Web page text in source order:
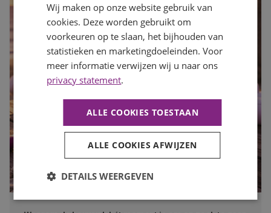
Wij maken op onze website gebruik van
cookies. Deze worden gebruikt om
voorkeuren op te slaan, het bijhouden van
statistieken en marketingdoeleinden. Voor
meer informatie verwijzen wij u naar ons
privacy statement.
ALLE COOKIES TOESTAAN
ALLE COOKIES AFWIJZEN
DETAILS WEERGEVEN